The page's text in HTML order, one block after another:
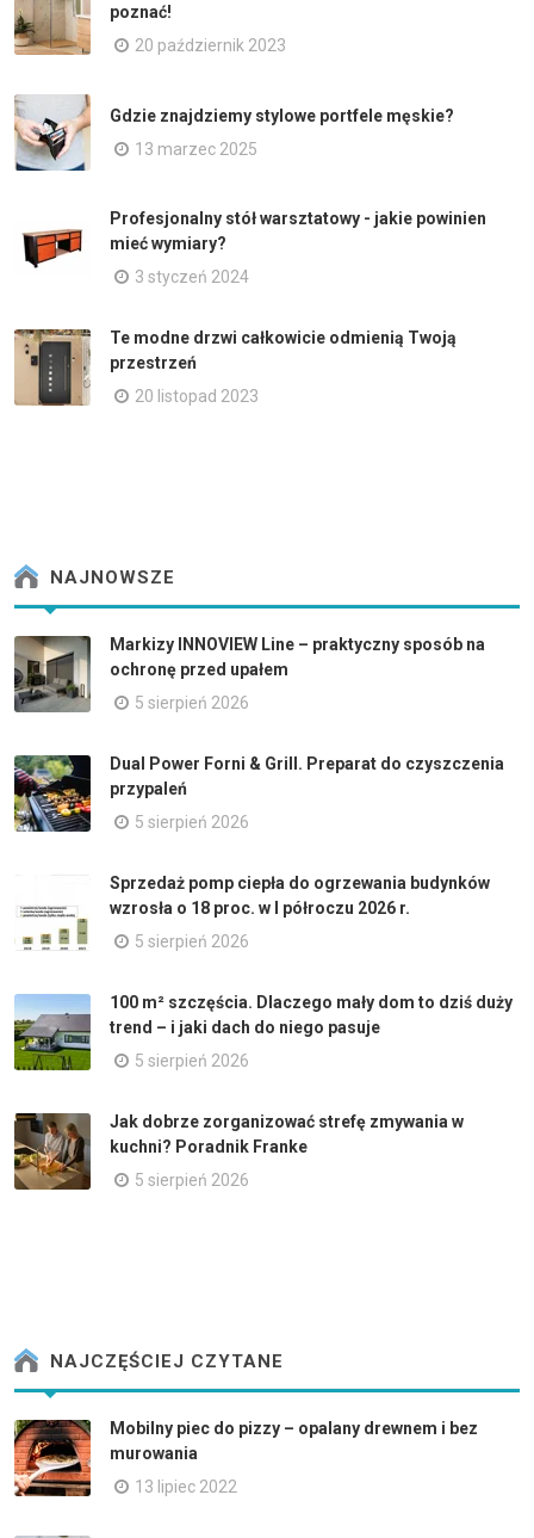
poznać!
20 październik 2023
Gdzie znajdziemy stylowe portfele męskie?
13 marzec 2025
Profesjonalny stół warsztatowy - jakie powinien
mieć wymiary?
3 styczeń 2024
Te modne drzwi całkowicie odmienią Twoją
przestrzeń
20 listopad 2023
NAJNOWSZE
Markizy INNOVIEW Line – praktyczny sposób na
ochronę przed upałem
5 sierpień 2026
Dual Power Forni & Grill. Preparat do czyszczenia
przypaleń
5 sierpień 2026
Sprzedaż pomp ciepła do ogrzewania budynków
wzrosła o 18 proc. w I półroczu 2026 r.
5 sierpień 2026
100 m² szczęścia. Dlaczego mały dom to dziś duży
trend – i jaki dach do niego pasuje
5 sierpień 2026
Jak dobrze zorganizować strefę zmywania w
kuchni? Poradnik Franke
5 sierpień 2026
NAJCZĘŚCIEJ CZYTANE
Mobilny piec do pizzy – opalany drewnem i bez
murowania
13 lipiec 2022